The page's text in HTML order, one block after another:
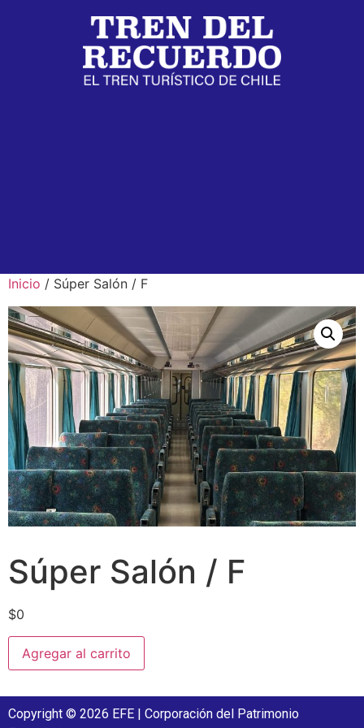
Inicio / Súper Salón / F
Súper Salón / F
$0
Agregar al carrito
Copyright © 2026 EFE | Corporación del Patrimonio